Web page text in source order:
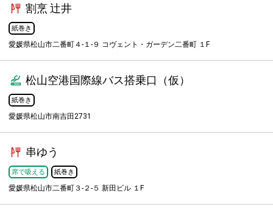
割烹 辻井
紙巻き
愛媛県松山市二番町４-１-９ コヴェント・ガーデン二番町 １F
松山空港国際線バス搭乗口（仮）
紙巻き
愛媛県松山市南吉田2731
串ゆう
席で吸える 紙巻き
愛媛県松山市二番町３-２-５ 新田ビル １F